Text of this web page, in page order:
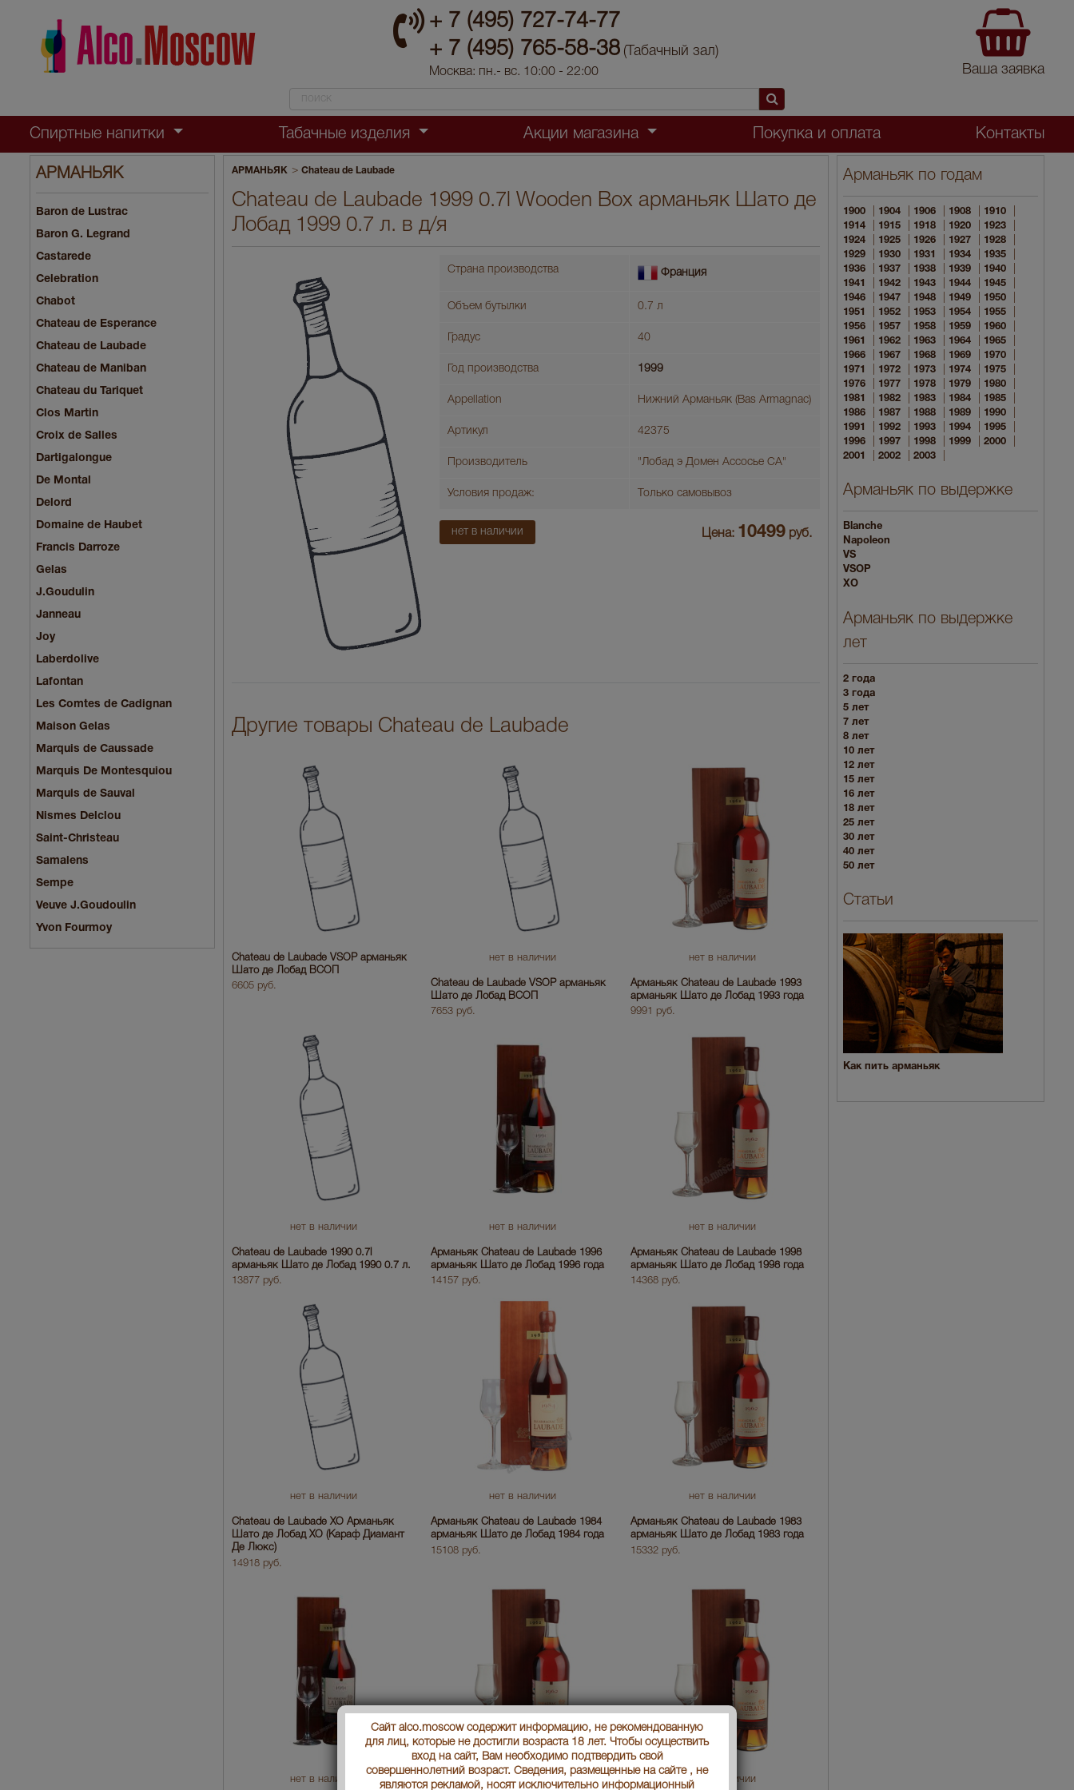
+ 7 (495) 727-74-77
+ 7 (495) 765-58-38 (Табачный зал)
Москва: пн.- вс. 10:00 - 22:00 Ваша заявка
Спиртные напитки Табачные изделия Акции магазина Покупка и оплата Контакты
АРМАНЬЯК
Baron de Lustrac
Baron G. Legrand
Castarede
Celebration
Chabot
Chateau de Esperance
Chateau de Laubade
Chateau de Maniban
Chаteau du Tariquet
Clos Martin
Croix de Salles
Dartigalongue
De Montal
Delord
Domaine de Haubet
Francis Darroze
Gelas
J.Goudulin
Janneau
Joy
Laberdolive
Lafontan
Les Comtes de Cadignan
Maison Gelas
Marquis de Caussade
Marquis De Montesquiou
Marquis de Sauval
Nismes Delclou
Saint-Christeau
Samalens
Sempe
Veuve J.Goudoulin
Yvon Fourmoy
АРМАНЬЯК > Chateau de Laubade
Chateau de Laubade 1999 0.7l Wooden Box арманьяк Шато де
Лобад 1999 0.7 л. в д/я
Страна производства Франция
Объем бутылки 0.7 л
Градус 40
Год производства 1999
Appellation Нижний Арманьяк (Bas Armagnac)
Артикул 42375
Производитель "Лобад э Домен Ассосье СА"
Условия продаж: Только самовывоз
нет в наличии Цена: 10499 руб.
Другие товары Chateau de Laubade
Chateau de Laubade VSOP арманьяк
Шато де Лобад ВСОП
6605 руб.
нет в наличии
Chateau de Laubade VSOP арманьяк
Шато де Лобад ВСОП
7653 руб.
нет в наличии
Арманьяк Chateau de Laubade 1993
арманьяк Шато де Лобад 1993 года
9991 руб.
нет в наличии
Chateau de Laubade 1990 0.7l
арманьяк Шато де Лобад 1990 0.7 л.
13877 руб.
нет в наличии
Арманьяк Chateau de Laubade 1996
арманьяк Шато де Лобад 1996 года
14157 руб.
нет в наличии
Арманьяк Chateau de Laubade 1998
арманьяк Шато де Лобад 1998 года
14368 руб.
нет в наличии
Chateau de Laubade ХО Арманьяк
Шато де Лобад ХО (Караф Диамант
Де Люкс)
14918 руб.
нет в наличии
Арманьяк Chateau de Laubade 1984
арманьяк Шато де Лобад 1984 года
15108 руб.
нет в наличии
Арманьяк Chateau de Laubade 1983
арманьяк Шато де Лобад 1983 года
15332 руб.
нет в наличии нет в наличии нет в наличии
Арманьяк по годам
1900 1904 1906 1908 1910
1914 1915 1918 1920 1923
1924 1925 1926 1927 1928
1929 1930 1931 1934 1935
1936 1937 1938 1939 1940
1941 1942 1943 1944 1945
1946 1947 1948 1949 1950
1951 1952 1953 1954 1955
1956 1957 1958 1959 1960
1961 1962 1963 1964 1965
1966 1967 1968 1969 1970
1971 1972 1973 1974 1975
1976 1977 1978 1979 1980
1981 1982 1983 1984 1985
1986 1987 1988 1989 1990
1991 1992 1993 1994 1995
1996 1997 1998 1999 2000
2001 2002 2003
Арманьяк по выдержке
Blanche
Napoleon
VS
VSOP
XO
Арманьяк по выдержке
лет
2 года
3 года
5 лет
7 лет
8 лет
10 лет
12 лет
15 лет
16 лет
18 лет
25 лет
30 лет
40 лет
50 лет
Статьи
Как пить арманьяк
Сайт alco.moscow содержит информацию, не рекомендованную
для лиц, которые не достигли возраста 18 лет. Чтобы осуществить
вход на сайт, Вам необходимо подтвердить свой
совершеннолетний возраст. Сведения, размещенные на сайте , не
являются рекламой, носят исключительно информационный